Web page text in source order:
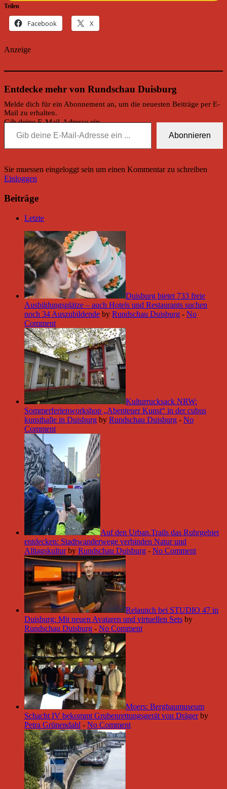
Teilen
Facebook X
Anzeige
Entdecke mehr von Rundschau Duisburg
Melde dich für ein Abonnement an, um die neuesten Beiträge per E-
Mail zu erhalten.
Gib deine E-Mail-Adresse ein ...
Abonnieren
Sie muessen eingeloggt sein um einen Kommentar zu schreiben
Einloggen
Beiträge
Letzte
Duisburg bietet 733 freie
Ausbildungsplätze – auch Hotels und Restaurants suchen
noch 34 Auszubildende by Rundschau Duisburg - No
Comment
Kulturrucksack NRW:
Sommerferienworkshop „Abenteuer Kunst“ in der cubus
kunsthalle in Duisburg by Rundschau Duisburg - No
Comment
Auf den Urban.Trails das Ruhrgebiet
entdecken: Stadtwanderwege verbinden Natur und
Alltagskultur by Rundschau Duisburg - No Comment
Relaunch bei STUDIO 47 in
Duisburg: Mit neuen Avataren und virtuellen Sets by
Rundschau Duisburg - No Comment
Moers: Bergbaumuseum
Schacht IV bekommt Grubenrettungsgerät von Dräger by
Petra Grünendahl - No Comment